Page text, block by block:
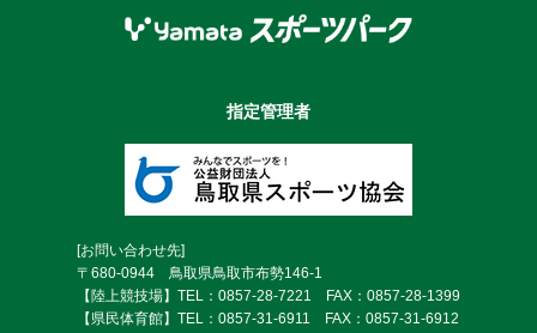
指定管理者
[お問い合わせ先]
〒680-0944 鳥取県鳥取市布勢146-1
【陸上競技場】TEL：0857-28-7221 FAX：0857-28-1399
【県民体育館】TEL：0857-31-6911 FAX：0857-31-6912